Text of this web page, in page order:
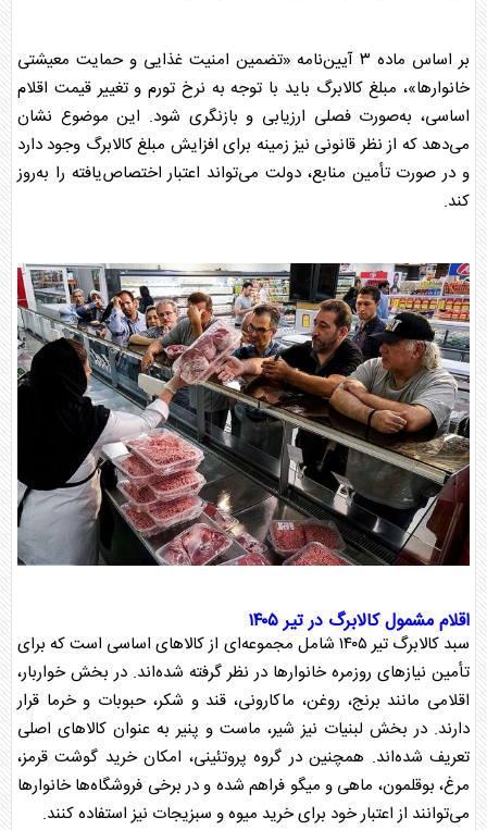
بر اساس ماده ۳ آیین‌نامه «تضمین امنیت غذایی و حمایت معیشتی
خانوارها»، مبلغکالابرگ باید با توجه به نرخ تورم و تغییر قیمت اقلام
اساسی، به‌صورت فصلی ارزیابی و بازنگری شود. این موضوع نشان
می‌دهد که از نظر قانونی نیز زمینه برای افزایش مبلغ کالابرگ وجود دارد
و در صورت تأمین منابع، دولت می‌تواند اعتبار اختصاص‌یافته را به‌روز
کند.
اقلام مشمولکالابرگ در تیر ۱۴۰۵
سبدکالابرگ تیر ۱۴۰۵
شامل مجموعه‌ای از کالاهای اساسی است که برای
تأمین نیازهای روزمره خانوارها در نظر گرفته شده‌اند. در بخش خواربار،
اقلامی مانند برنج، روغن، ماکارونی، قند و شکر، حبوبات و خرما قرار
دارند. در بخش لبنیات نیز شیر، ماست و پنیر به عنوان کالاهای اصلی
تعریف شده‌اند. همچنین در گروه پروتئینی، امکان خرید گوشت قرمز،
مرغ، بوقلمون، ماهی و میگو فراهم شده و در برخی فروشگاه‌ها خانوارها
می‌توانند از اعتبار خود برای خرید میوه و سبزیجات نیز استفاده کنند.